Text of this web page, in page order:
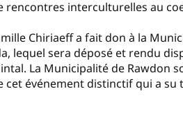
rencontres interculturelles au
Chiriaeff a fait don à la
lequel sera déposé et rendu
La Municipalité de Rawdon
cet événement distinctif qui a